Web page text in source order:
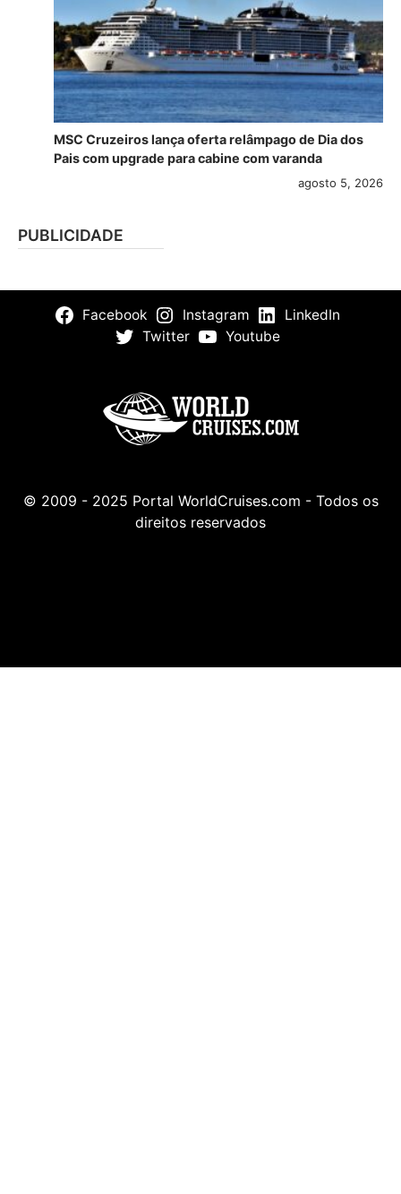
MSC Cruzeiros lança oferta relâmpago de Dia dos
Pais com upgrade para cabine com varanda
agosto 5, 2026
PUBLICIDADE
Facebook Instagram
LinkedIn
Twitter
Youtube
© 2009 - 2025 Portal WorldCruises.com - Todos os
direitos reservados